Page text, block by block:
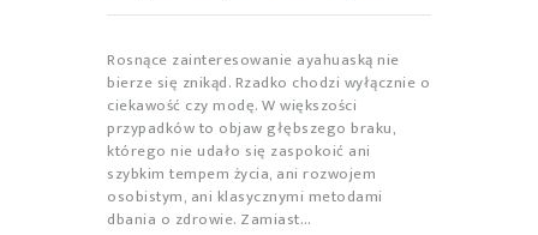
Rosnące zainteresowanie ayahuaską nie
bierze się znikąd. Rzadko chodzi wyłącznie o
ciekawość czy modę. W większości
przypadków to objaw głębszego braku,
którego nie udało się zaspokoić ani
szybkim tempem życia, ani rozwojem
osobistym, ani klasycznymi metodami
dbania o zdrowie. Zamiast…